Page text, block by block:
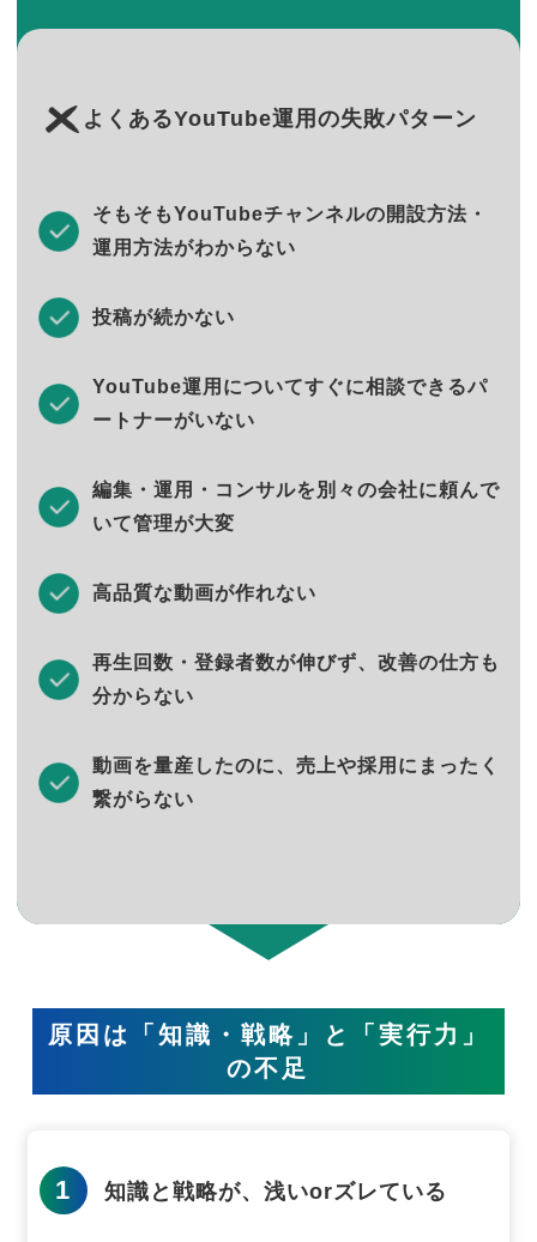
よくあるYouTube運用の失敗パターン
そもそもYouTubeチャンネルの開設方法・
運用方法がわからない
投稿が続かない
YouTube運用についてすぐに相談できるパ
ートナーがいない
編集・運用・コンサルを別々の会社に頼んで
いて管理が大変
高品質な動画が作れない
再生回数・登録者数が伸びず、改善の仕方も
分からない
動画を量産したのに、売上や採用にまったく
繋がらない
原因は「知識・戦略」と「実行力」
の不足
1 知識と戦略が、浅いorズレている